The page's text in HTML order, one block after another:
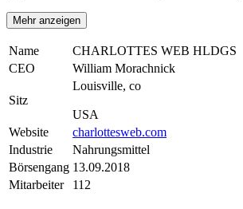
Mehr anzeigen
Name
CHARLOTTES WEB HLDGS
CEO
William Morachnick
Sitz
Louisville, co
USA
Website
charlottesweb.com
Industrie
Nahrungsmittel
Börsengang 13.09.2018
Mitarbeiter
112